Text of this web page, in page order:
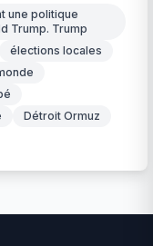
une politique
Trump. Trump
élections locales
Détroit Ormuz